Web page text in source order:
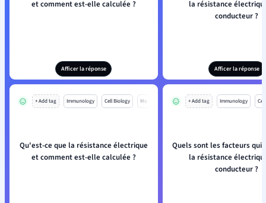
et comment est-elle calculée ?
Afficer la réponse
la résistance
conducteur ?
Afficer la réponse
+ Add tag Immunology Cell Biology Mo
Qu'est-ce que la résistance électrique
et comment est-elle calculée ?
+ Add tag Immunology
Quels sont les facteurs qui
la résistance
conducteur ?